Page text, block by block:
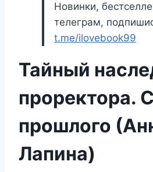
Новинки,
телеграм,
t.me/ilovebook99
Тайный
проректора.
прошлого
Лапина)